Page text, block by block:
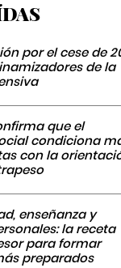
por el cese de
de la
que el
condiciona
con la
enseñanza y
la receta
para formar
preparados